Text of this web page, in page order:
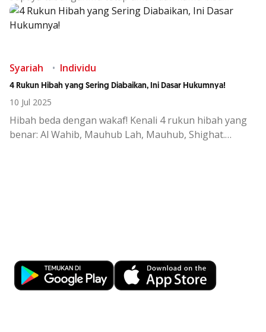
berangkat tepat waktu!
Syariah Individu
4 Rukun Hibah yang Sering Diabaikan, Ini Dasar Hukumnya!
10 Jul 2025
Hibah beda dengan wakaf! Kenali 4 rukun hibah yang
benar: Al Wahib, Mauhub Lah, Mauhub, Shighat.